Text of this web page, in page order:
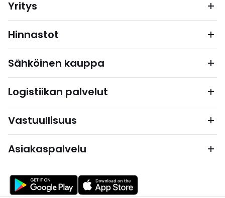
Yritys
Hinnastot
Sähköinen kauppa
Logistiikan palvelut
Vastuullisuus
Asiakaspalvelu